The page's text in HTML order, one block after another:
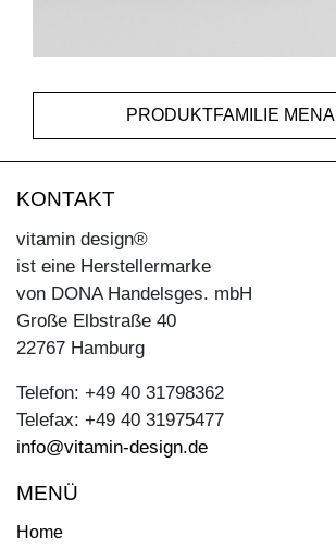
PRODUKTFAMILIE MENA
KONTAKT
vitamin design®
ist eine Herstellermarke
von DONA Handelsges. mbH
Große Elbstraße 40
22767 Hamburg
Telefon: +49 40 31798362
Telefax: +49 40 31975477
info@vitamin-design.de
MENÜ
Home